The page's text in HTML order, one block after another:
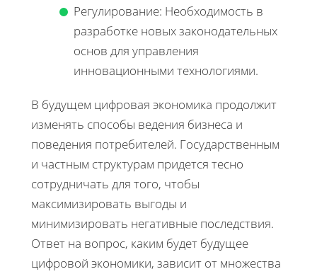
Регулирование: Необходимость в
разработке новых законодательных
основ для управления
инновационными технологиями.
В будущем цифровая экономика продолжит
изменять способы ведения бизнеса и
поведения потребителей. Государственным
и частным структурам придется тесно
сотрудничать для того, чтобы
максимизировать выгоды и
минимизировать негативные последствия.
Ответ на вопрос, каким будет будущее
цифровой экономики, зависит от множества